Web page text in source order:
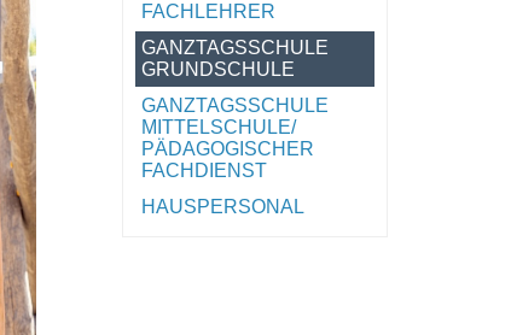
FACHLEHRER
GANZTAGSSCHULE
GRUNDSCHULE
GANZTAGSSCHULE
MITTELSCHULE/
PÄDAGOGISCHER
FACHDIENST
HAUSPERSONAL